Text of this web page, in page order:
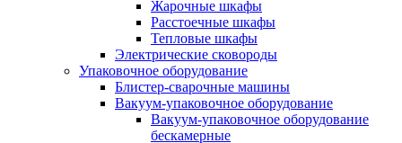
Жарочные шкафы
Расстоечные шкафы
Тепловые шкафы
Электрические сковороды
Упаковочное оборудование
Блистер-сварочные машины
Вакуум-упаковочное оборудование
Вакуум-упаковочное оборудование
беcкамерные